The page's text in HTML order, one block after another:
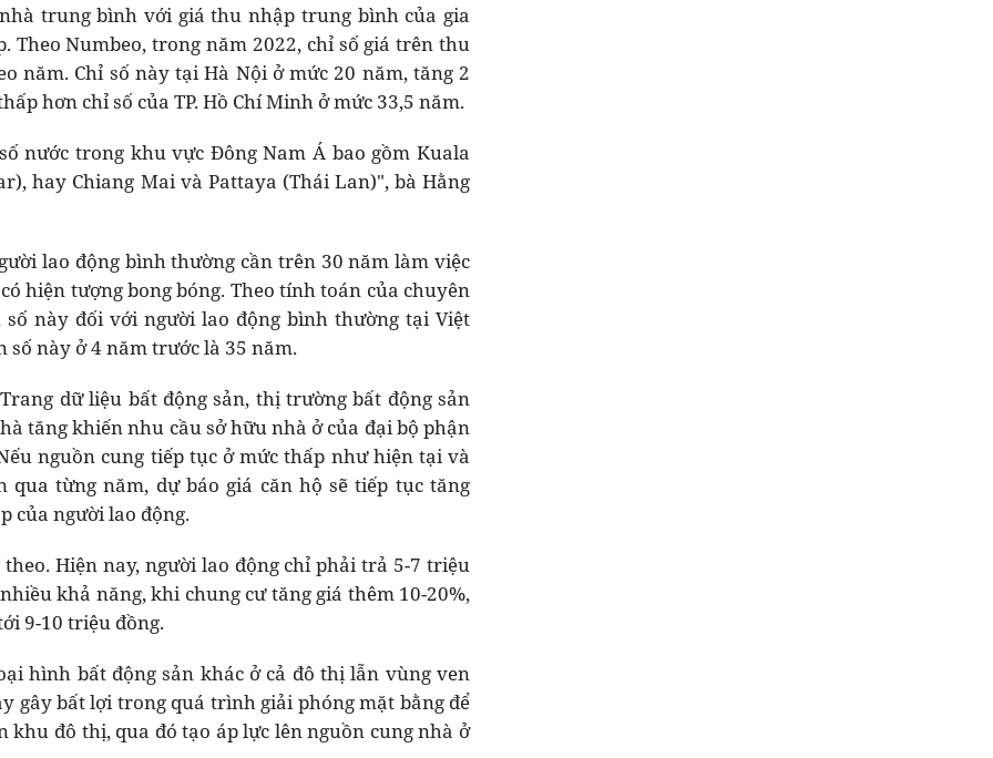
trung bình với giá thu nhập trung bình của gia
Theo Numbeo, trong năm 2022, chỉ số giá trên thu
năm. Chỉ số này tại Hà Nội ở mức 20 năm, tăng 2
hơn chỉ số của TP. Hồ Chí Minh ở mức 33,5 năm.
nước trong khu vực Đông Nam Á bao gồm Kuala
hay Chiang Mai và Pattaya (Thái Lan)", bà Hằng
lao động bình thường cần trên 30 năm làm việc
hiện tượng bong bóng. Theo tính toán của chuyên
này đối với người lao động bình thường tại Việt
này ở 4 năm trước là 35 năm.
dữ liệu bất động sản, thị trường bất động sản
tăng khiến nhu cầu sở hữu nhà ở của đại bộ phận
nguồn cung tiếp tục ở mức thấp như hiện tại và
qua từng năm, dự báo giá căn hộ sẽ tiếp tục tăng
của người lao động.
Hiện nay, người lao động chỉ phải trả 5-7 triệu
khả năng, khi chung cư tăng giá thêm 10-20%,
9-10 triệu đồng.
hình bất động sản khác ở cả đô thị lẫn vùng ven
gây bất lợi trong quá trình giải phóng mặt bằng để
khu đô thị, qua đó tạo áp lực lên nguồn cung nhà ở